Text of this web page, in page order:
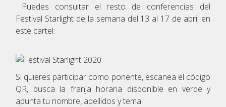
Puedes consultar el resto de conferencias del
Festival Starlight de la semana del 13 al 17 de abril en
este cartel:
Si quieres participar como ponente, escanea el código
QR, busca la franja horaria disponible en verde y
apunta tu nombre, apellidos y tema.